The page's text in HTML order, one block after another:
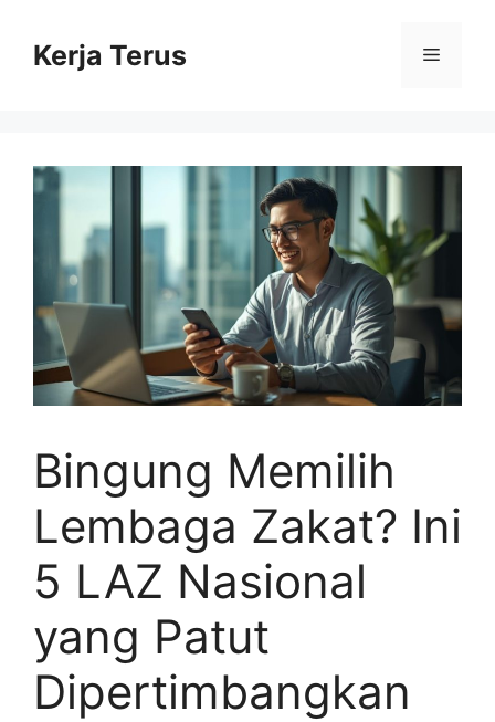
Kerja Terus Menu
Bingung Memilih
Lembaga Zakat? Ini
5 LAZ Nasional
yang Patut
Dipertimbangkan